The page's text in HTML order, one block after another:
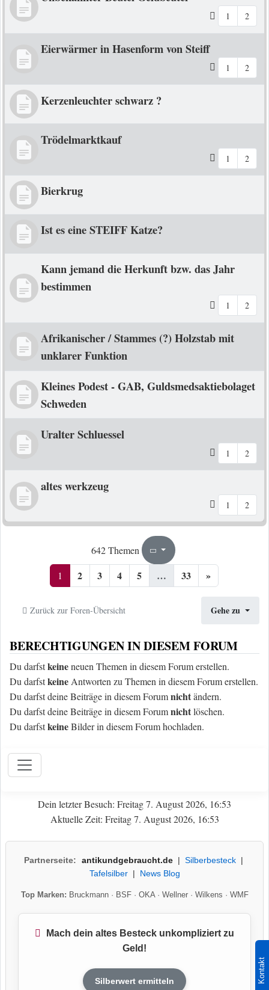
Kontakt
1 2
Eierwärmer in Hasenform von Steiff
1 2
Kerzenleuchter schwarz ?
Trödelmarktkauf
1 2
Bierkrug
Ist es eine STEIFF Katze?
Kann jemand die Herkunft bzw. das Jahr
bestimmen
1 2
Afrikanischer / Stammes (?) Holzstab mit
unklarer Funktion
Kleines Podest - GAB, Guldsmedsaktiebolaget
Schweden
Uralter Schluessel
1 2
altes werkzeug
1 2
642 Themen Seite1
1 2 3 4 5 … 33 »
Zurück zur Foren-Übersicht Gehe zu
BERECHTIGUNGEN IN DIESEM FORUM
Du darfstkeineneuen Themen in diesem Forum erstellen.
Du darfstkeine Antworten zu Themen in diesem Forum erstellen.
Du darfst deine Beiträge in diesem Forumnichtändern.
Du darfst deine Beiträge in diesem Forumnichtlöschen.
Du darfstkeineBilder in diesem Forum hochladen.
Dein letzter Besuch: Freitag 7. August 2026, 16:53
Aktuelle Zeit: Freitag 7. August 2026, 16:53
Partnerseite: antikundgebraucht.de| Silberbesteck|
Tafelsilber| News Blog
Top Marken: Bruckmann· BSF· OKA· Wellner· Wilkens · WMF
Mach dein altes Besteck unkompliziert zu
Geld!
Silberwert ermitteln